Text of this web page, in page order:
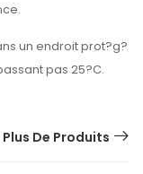
un endroit prot?g?
pas 25?C.
Plus De Produits